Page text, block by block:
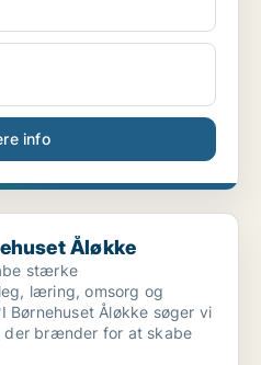
info
Åløkke
stærke
læring, omsorg og
Åløkke søger vi
brænder for at skabe